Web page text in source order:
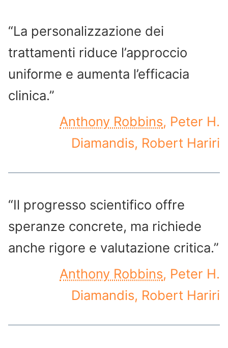
“La personalizzazione dei
trattamenti riduce l’approccio
uniforme e aumenta l’efficacia
clinica.”
Anthony Robbins, Peter H.
Diamandis, Robert Hariri
“Il progresso scientifico offre
speranze concrete, ma richiede
anche rigore e valutazione critica.”
Anthony Robbins, Peter H.
Diamandis, Robert Hariri